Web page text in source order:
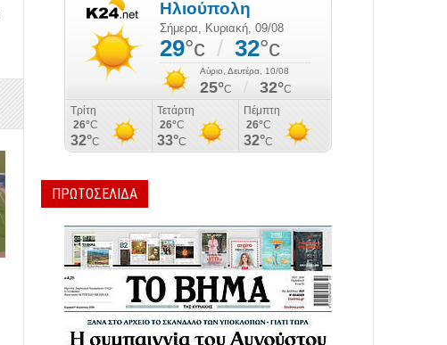
ΠΡΩΤΟΣΕΛΙΔΑ